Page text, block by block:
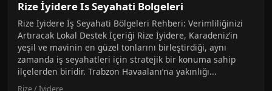
Rize İyidere Is Seyahati Bolgeleri
Rize İyidere İş Seyahati Bölgeleri Rehberi: Verimliliğinizi
Artıracak Lokal Destek İçeriği Rize İyidere, Karadeniz’in
yeşil ve mavinin en güzel tonlarını birleştirdiği, aynı
zamanda iş seyahatleri için stratejik bir konuma sahip
ilçelerden biridir. Trabzon Havaalanı’na yakınlığı...
Rize / İyidere